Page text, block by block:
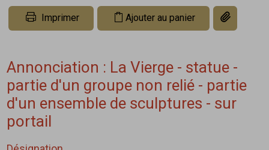
Imprimer Ajouter au panier Copier le
Annonciation : La Vierge - statue -
partie d'un groupe non relié - partie
d'un ensemble de sculptures - sur
portail